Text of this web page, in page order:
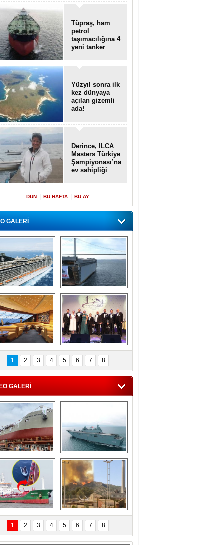
Tüpraş, ham
petrol
taşımacılığına 4
yeni tanker
Yüzyıl sonra ilk
kez dünyaya
açılan gizemli
ada!
Derince, ILCA
Masters Türkiye
Şampiyonası’na
ev sahipliği
DÜN BU HAFTA BU AY
GALERİ
içinde gemi”
ile MSC
Splendida
Dünyada tek!
Denizaltı yüzer
havuzu intikal
seyrine başladı
55 milyon
turizm geliri
müjdesi
5. Bosphorus Ship
Brokers Dinner,
İstanbul’da yapıldı
1 2 3 4 5 6 7 8
GALERİ
Tersanesi,
Başaran Bayrak
tankerini suya
indirdi
TCG Anadolu,
tersane teknik
seyrini tamamladı
Göçmenlerin
imdadına Türk
MINA DENIZ
yetişti
Milas’taki yangın
yeniden termik
santrallere doğru
ilerliyor
1 2 3 4 5 6 7 8